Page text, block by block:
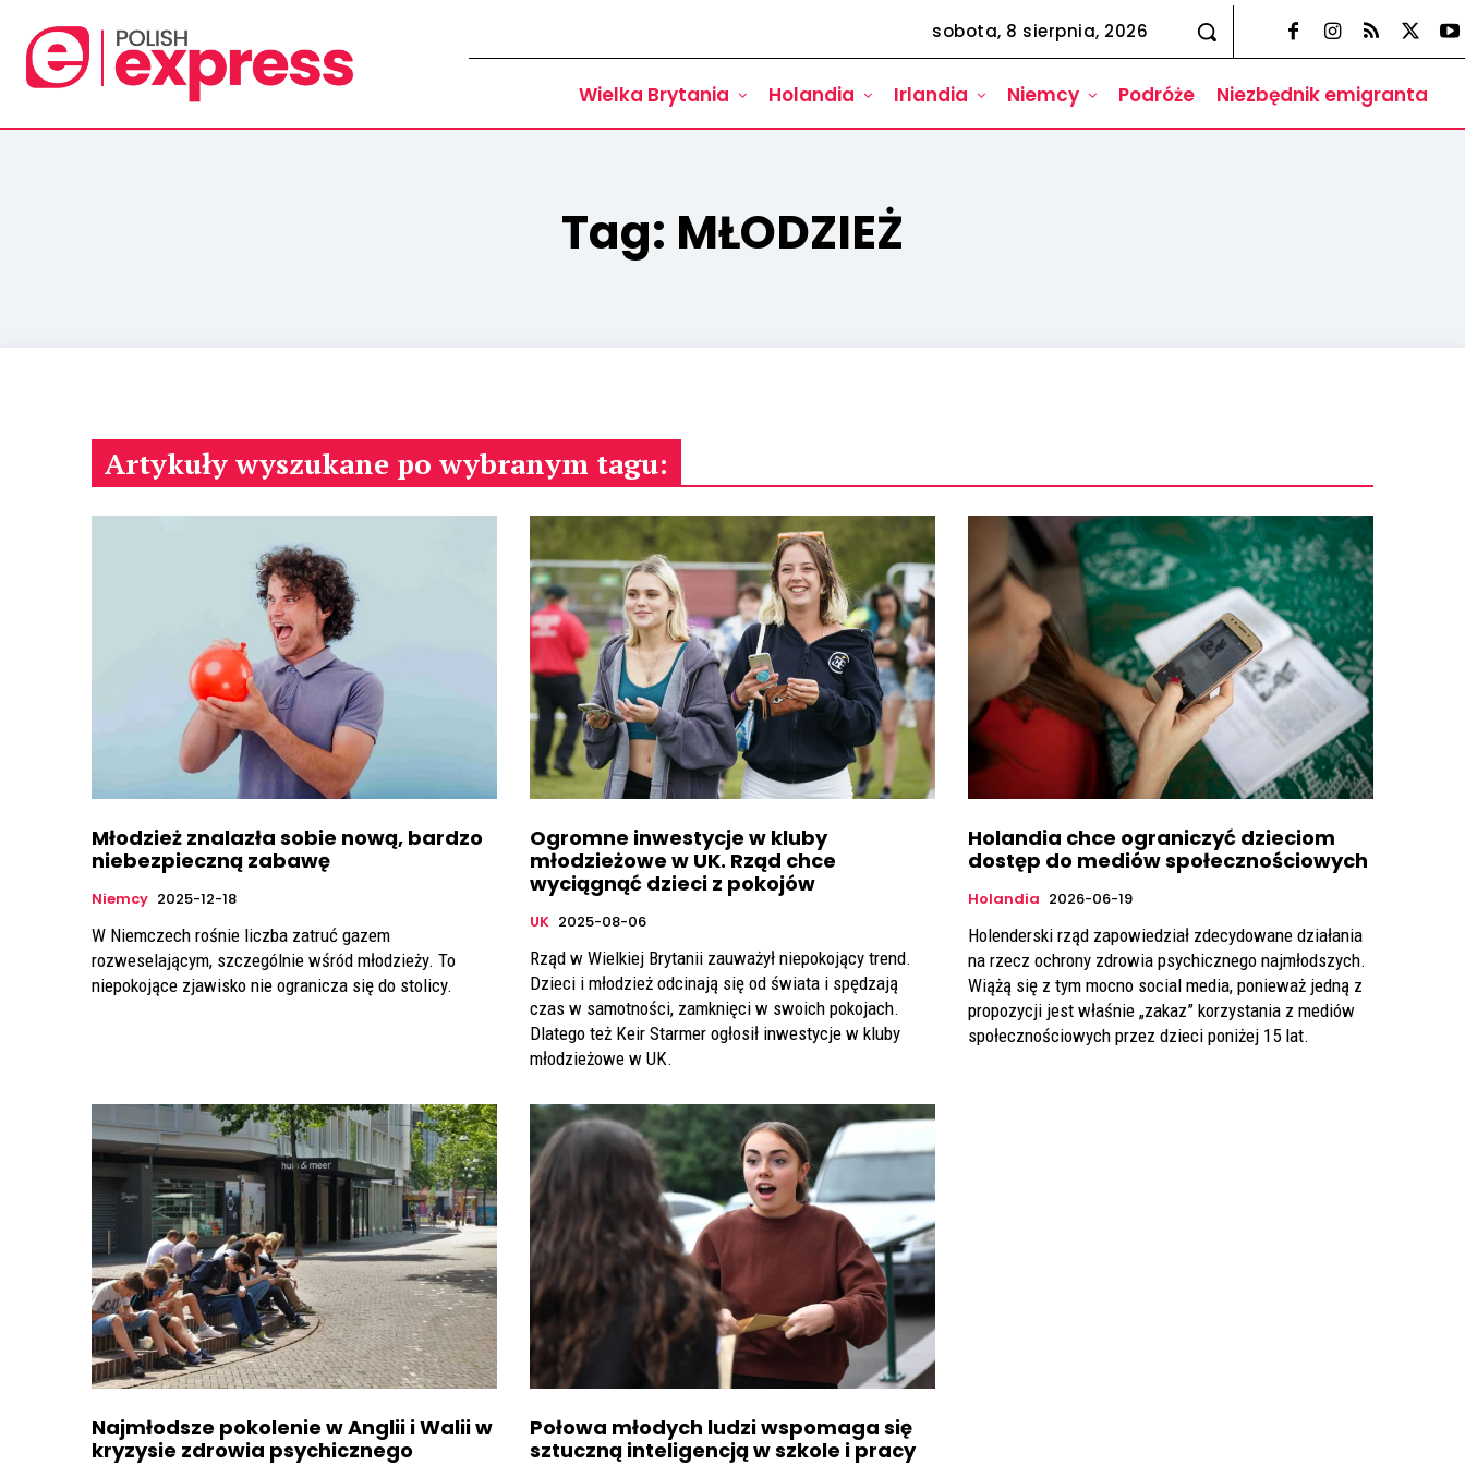
sobota, 8 sierpnia, 2026
Wielka Brytania Holandia Irlandia Niemcy Podróże Niezbędnik emigranta
Tag: MŁODZIEŻ
Artykuły wyszukane po wybranym tagu:
Młodzież znalazła sobie nową, bardzo
niebezpieczną zabawę
Niemcy 2025-12-18
W Niemczech rośnie liczba zatruć gazem
rozweselającym, szczególnie wśród młodzieży. To
niepokojące zjawisko nie ogranicza się do stolicy.
Ogromne inwestycje w kluby
młodzieżowe w UK. Rząd chce
wyciągnąć dzieci z pokojów
UK 2025-08-06
Rząd w Wielkiej Brytanii zauważył niepokojący trend.
Dzieci i młodzież odcinają się od świata i spędzają
czas w samotności, zamknięci w swoich pokojach.
Dlatego też Keir Starmer ogłosił inwestycje w kluby
młodzieżowe w UK.
Holandia chce ograniczyć dzieciom
dostęp do mediów społecznościowych
Holandia 2026-06-19
Holenderski rząd zapowiedział zdecydowane działania
na rzecz ochrony zdrowia psychicznego najmłodszych.
Wiążą się z tym mocno social media, ponieważ jedną z
propozycji jest właśnie „zakaz” korzystania z mediów
społecznościowych przez dzieci poniżej 15 lat.
Najmłodsze pokolenie w Anglii i Walii w
kryzysie zdrowia psychicznego
Połowa młodych ludzi wspomaga się
sztuczną inteligencją w szkole i pracy